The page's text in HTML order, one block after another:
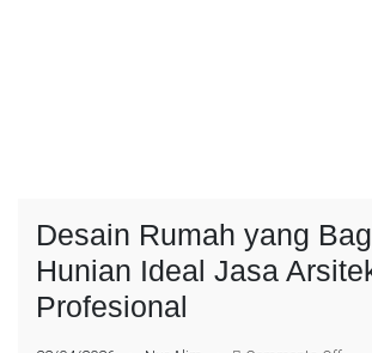
Desain Rumah yang
Hunian Ideal Jasa
Profesional